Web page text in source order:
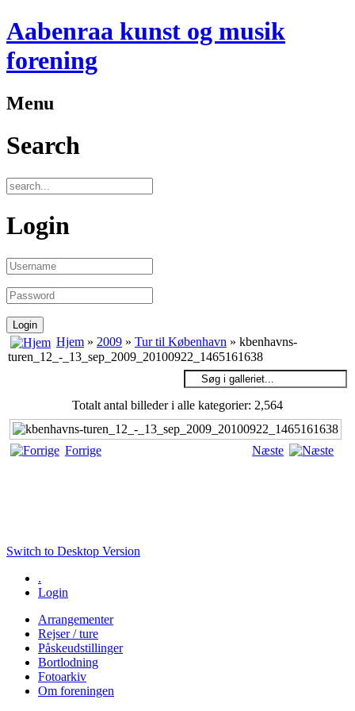
Aabenraa kunst og musik
forening
Menu
Search
Login
Hjem » 2009 » Tur til København » kbenhavns-
turen_12_-_13_sep_2009_20100922_1465161638
Totalt antal billeder i alle kategorier: 2,564
Forrige Næste
Switch to Desktop Version
.
Login
Arrangementer
Rejser / ture
Påskeudstillinger
Bortlodning
Fotoarkiv
Om foreningen